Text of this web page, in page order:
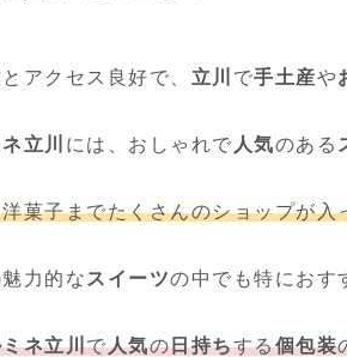
アクセス良好で、 立川 で手土産や
立川 には、おしゃれで 人気のある
菓子までたくさんのショップが入
力的な スイーツの中でも特におす
ネ立川で人気の日持ちする個包装